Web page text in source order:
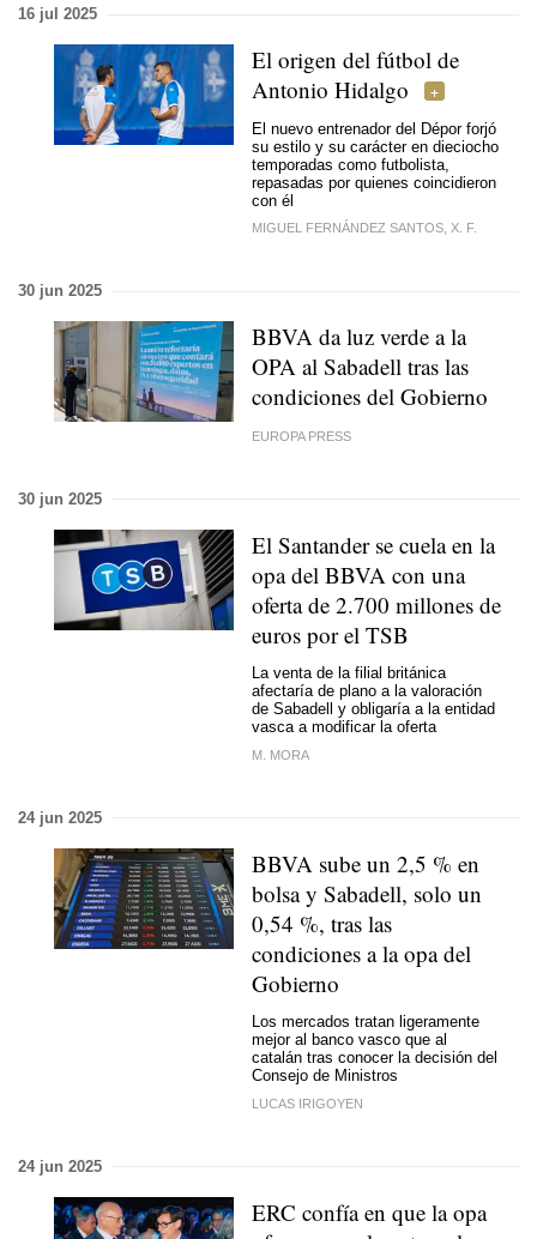
16 jul 2025
El origen del fútbol de
Antonio Hidalgo
El nuevo entrenador del Dépor forjó
su estilo y su carácter en dieciocho
temporadas como futbolista,
repasadas por quienes coincidieron
con él
MIGUEL FERNÁNDEZ SANTOS, X. F.
30 jun 2025
BBVA da luz verde a la
OPA al Sabadell tras las
condiciones del Gobierno
EUROPA PRESS
30 jun 2025
El Santander se cuela en la
opa del BBVA con una
oferta de 2.700 millones de
euros por el TSB
La venta de la filial británica
afectaría de plano a la valoración
de Sabadell y obligaría a la entidad
vasca a modificar la oferta
M. MORA
24 jun 2025
BBVA sube un 2,5 % en
bolsa y Sabadell, solo un
0,54 %, tras las
condiciones a la opa del
Gobierno
Los mercados tratan ligeramente
mejor al banco vasco que al
catalán tras conocer la decisión del
Consejo de Ministros
LUCAS IRIGOYEN
24 jun 2025
ERC confía en que la opa